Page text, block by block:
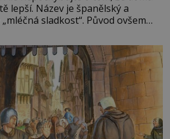
lepší. Název je španělský a
sladkost“. Původ ovšem
zemí a k tomu